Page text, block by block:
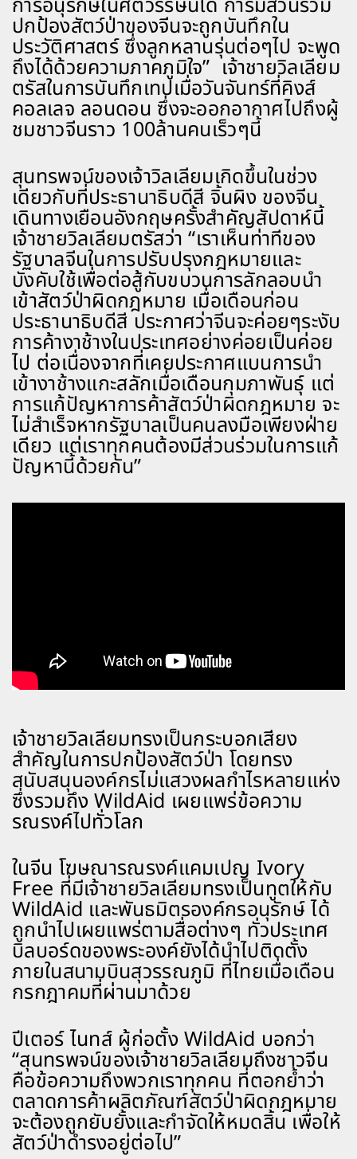
ปกป้องสัตว์ป่าของจีนจะถูกบันทึกใน
ประวัติศาสตร์ ซึ่งลูกหลานรุ่นต่อๆไป จะพูด
ถึงได้ด้วยความภาคภูมิใจ” เจ้าชายวิลเลียม
ตรัสในการบันทึกเทปเมื่อวันจันทร์ที่คิงส์
คอลเลจ ลอนดอน ซึ่งจะออกอากาศไปถึงผู้
ชมชาวจีนราว 100ล้านคนเร็วๆนี้
สุนทรพจน์ของเจ้าวิลเลียมเกิดขึ้นในช่วง
เดียวกับที่ประธานาธิบดีสี จิ้นผิง ของจีน
เดินทางเยือนอังกฤษครั้งสำคัญสัปดาห์นี้
เจ้าชายวิลเลียมตรัสว่า “เราเห็นท่าทีของ
รัฐบาลจีนในการปรับปรุงกฎหมายและ
บังคับใช้เพื่อต่อสู้กับขบวนการลักลอบนำ
เข้าสัตว์ป่าผิดกฎหมาย เมื่อเดือนก่อน
ประธานาธิบดีสี ประกาศว่าจีนจะค่อยๆระงับ
การค้างาช้างในประเทศอย่างค่อยเป็นค่อย
ไป ต่อเนื่องจากที่เคยประกาศแบนการนำ
เข้างาช้างแกะสลักเมื่อเดือนกุมภาพันธุ์ แต่
การแก้ปัญหาการค้าสัตว์ป่าผิดกฎหมาย จะ
ไม่สำเร็จหากรัฐบาลเป็นคนลงมือเพียงฝ่าย
เดียว แต่เราทุกคนต้องมีส่วนร่วมในการแก้
ปัญหานี้ด้วยกัน”
เจ้าชายวิลเลียมทรงเป็นกระบอกเสียง
สำคัญในการปกป้องสัตว์ป่า โดยทรง
สนับสนุนองค์กรไม่แสวงผลกำไรหลายแห่ง
ซึ่งรวมถึง WildAid เผยแพร่ข้อความ
รณรงค์ไปทั่วโลก
ในจีน โฆษณารณรงค์แคมเปญ Ivory
Free ที่มีเจ้าชายวิลเลียมทรงเป็นทูตให้กับ
WildAid และพันธมิตรองค์กรอนุรักษ์ ได้
ถูกนำไปเผยแพร่ตามสื่อต่างๆ ทั่วประเทศ
บิลบอร์ดของพระองค์ยังได้นำไปติดตั้ง
ภายในสนามบินสุวรรณภูมิ ที่ไทยเมื่อเดือน
กรกฎาคมที่ผ่านมาด้วย
ปีเตอร์ ไนทส์ ผู้ก่อตั้ง WildAid บอกว่า
“สุนทรพจน์ของเจ้าชายวิลเลียมถึงชาวจีน
คือข้อความถึงพวกเราทุกคน ที่ตอกย้ำว่า
ตลาดการค้าผลิตภัณฑ์สัตว์ป่าผิดกฎหมาย
จะต้องถูกยับยั้งและกำจัดให้หมดสิ้น เพื่อให้
สัตว์ป่าดำรงอยู่ต่อไป”